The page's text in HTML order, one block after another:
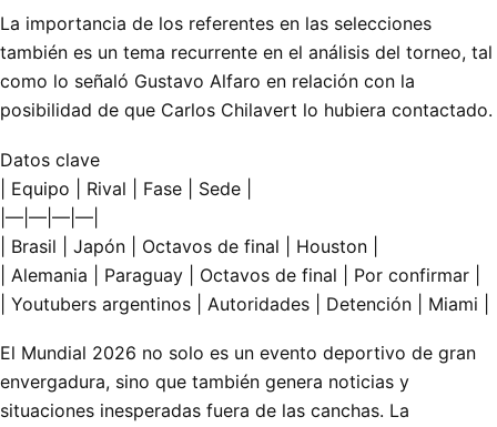
La importancia de los referentes en las selecciones
también es un tema recurrente en el análisis del torneo, tal
como lo señaló Gustavo Alfaro en relación con la
posibilidad de que Carlos Chilavert lo hubiera contactado.
Datos clave
| Equipo | Rival | Fase | Sede |
|—|—|—|—|
| Brasil | Japón | Octavos de final | Houston |
| Alemania | Paraguay | Octavos de final | Por confirmar |
| Youtubers argentinos | Autoridades | Detención | Miami |
El Mundial 2026 no solo es un evento deportivo de gran
envergadura, sino que también genera noticias y
situaciones inesperadas fuera de las canchas. La